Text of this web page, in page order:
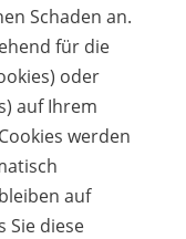
Schaden an.
für die
oder
auf Ihrem
werden
auf
Sie diese